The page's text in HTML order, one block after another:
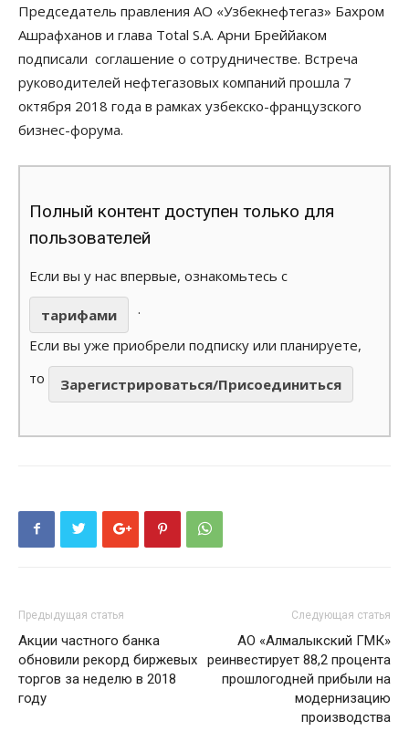
Председатель правления АО «Узбекнефтегаз» Бахром
Ашрафханов и глава Total S.A. Арни Бреййаком
подписали соглашение о сотрудничестве. Встреча
руководителей нефтегазовых компаний прошла 7
октября 2018 года в рамках узбекско-французского
бизнес-форума.
Полный контент доступен только для
пользователей
Если вы у нас впервые, ознакомьтесь с
тарифами
.
Если вы уже приобрели подписку или планируете,
то
Зарегистрироваться/Присоединиться
Предыдущая статья
Акции частного банка
обновили рекорд биржевых
торгов за неделю в 2018
году
Следующая статья
АО «Алмалыкский ГМК»
реинвестирует 88,2 процента
прошлогодней прибыли на
модернизацию
производства